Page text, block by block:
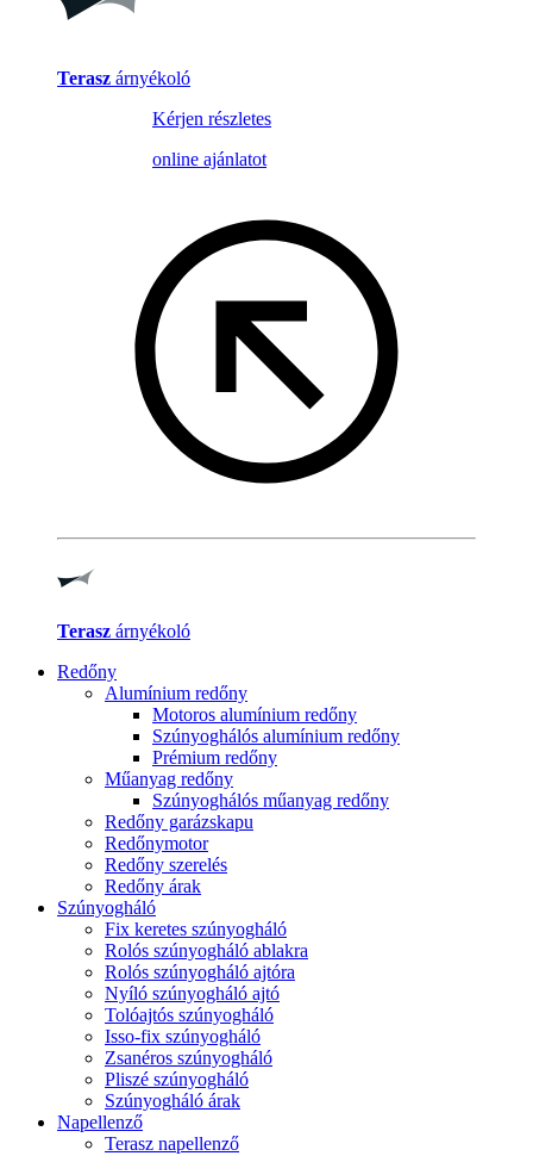
Terasz árnyékoló
Kérjen részletes
online ajánlatot
Terasz árnyékoló
Redőny
Alumínium redőny
Motoros alumínium redőny
Szúnyoghálós alumínium redőny
Prémium redőny
Műanyag redőny
Szúnyoghálós műanyag redőny
Redőny garázskapu
Redőnymotor
Redőny szerelés
Redőny árak
Szúnyogháló
Fix keretes szúnyogháló
Rolós szúnyogháló ablakra
Rolós szúnyogháló ajtóra
Nyíló szúnyogháló ajtó
Tolóajtós szúnyogháló
Isso-fix szúnyogháló
Zsanéros szúnyogháló
Pliszé szúnyogháló
Szúnyogháló árak
Napellenző
Terasz napellenző